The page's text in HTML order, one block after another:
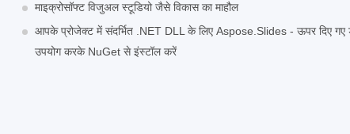
माइक्रोसॉफ्ट विजुअल स्टूडियो जैसे विकास का माहौल
आपके प्रोजेक्ट में संदर्भित .NET DLL के लिए Aspose.Slides - ऊपर दिए गए
उपयोग करके NuGet से इंस्टॉल करें